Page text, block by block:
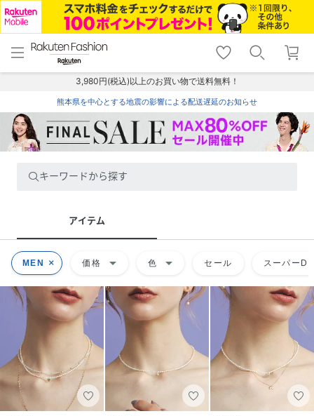
menu home
トップ
shopping_cart lock_outline
ログイン
3,980円(税込)以上のお買い物で送料無料！
熊本県を中心とする地震の影響による配送遅延のお知らせ
キーワードから探す
アイテム
MEN 価格 arrow_drop_down 色 arrow_drop_down セール スーパー